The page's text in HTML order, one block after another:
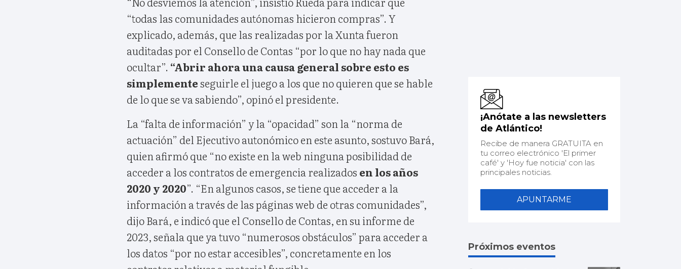
“todas las comunidades autónomas hicieron compras”. Y
explicado, además, que las realizadas por la Xunta fueron
auditadas por el Consello de Contas “por lo que no hay nada que
ocultar”. “Abrir ahora una causa general sobre esto es
simplementeseguirle el juego a los que no quieren que se hable
de lo que se va sabiendo”, opinó el presidente.
La “falta de información” y la “opacidad” son la “norma de
actuación” del Ejecutivo autonómico en este asunto, sostuvo Bará,
quien afirmó que “no existe en la web ninguna posibilidad de
acceder a los contratos de emergencia realizados en los años
2020 y 2020”. “En algunos casos, se tiene que acceder a la
información a través de las páginas web de otras comunidades”,
dijo Bará, e indicó que el Consello de Contas, en su informe de
2023, señala que ya tuvo “numerosos obstáculos” para acceder a
los datos “por no estar accesibles”, concretamente en los
¡Anótate a las newsletters
de Atlántico!
Recibe de manera GRATUITA en
tu correo electrónico 'El primer
café' y 'Hoy fue noticia' con las
principales noticias.
APUNTARME
Próximos eventos